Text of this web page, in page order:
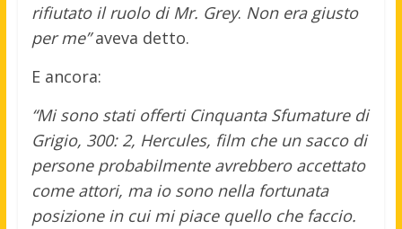
rifiutato il ruolo di Mr. Grey. Non era giusto
per me”aveva detto.
E ancora:
“Mi sono stati offerti Cinquanta Sfumature di
Grigio, 300: 2, Hercules, film che un sacco di
persone probabilmente avrebbero accettato
come attori, ma io sono nella fortunata
posizione in cui mi piace quello che faccio.